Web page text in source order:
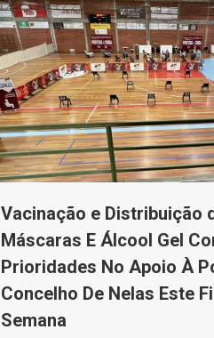
Vacinação e Distribuição
Máscaras E Álcool Gel
Prioridades No Apoio À
Concelho De Nelas Este
Semana